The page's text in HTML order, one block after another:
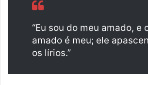
“Eu sou do meu amado, e
amado é meu; ele
os lírios.”